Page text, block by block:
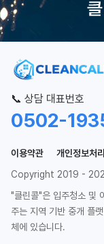
📞 상담 대표번호
0502-
이용약관
개인정보처
Copyright 2019 -
"클린콜"은 입주청소 및
주는 지역 기반 중개 플
체에 있습니다.